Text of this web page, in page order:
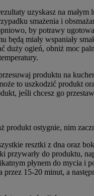
uzyskasz na małym
smażenia i
by potrawy
będą miały wspaniały
duży ogień, obniż moc
produktu na
to uszkodzić produkt
jeśli chcesz go
produkt ostygnie, nim
resztki z dna oraz
przywarły do produktu,
płynem do mycia i
przez 15-20 minut, a